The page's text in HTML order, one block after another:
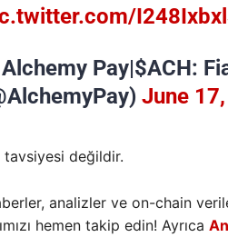
Pay|$ACH:
June
tavsiyesi değildir.
analizler ve on-chain
hemen takip edin! Ayrıca